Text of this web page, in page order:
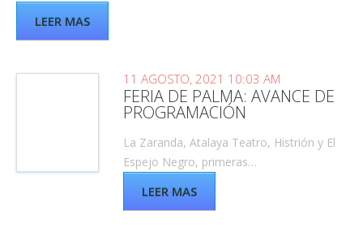
LEER MAS
11 AGOSTO, 2021 10:03 AM
FERIA DE PALMA: AVANCE DE
PROGRAMACIÓN
La Zaranda, Atalaya Teatro, Histrión y El
Espejo Negro, primeras…
LEER MAS